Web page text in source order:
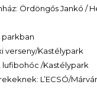
Ördöngős Jankó /
parkban
verseny/Kastélypark
lufibohóc /Kastélypark
L’ECSÓ/